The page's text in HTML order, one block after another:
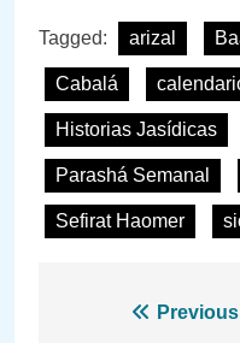
Tagged: arizal
Cabalá
Historias Jasídicas
Parashá Semanal
Sefirat Haomer
Navegación